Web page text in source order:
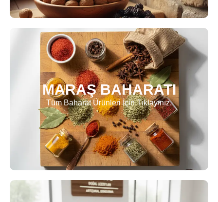
MARAŞ BAHARATI
Tüm Baharat Ürünleri İçin Tıklayınız.